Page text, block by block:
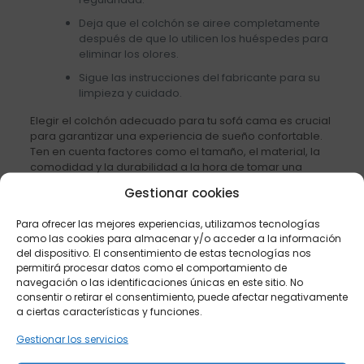
Gestionar cookies
Para ofrecer las mejores experiencias, utilizamos tecnologías
como las cookies para almacenar y/o acceder a la información
del dispositivo. El consentimiento de estas tecnologías nos
permitirá procesar datos como el comportamiento de
navegación o las identificaciones únicas en este sitio. No
consentir o retirar el consentimiento, puede afectar negativamente
a ciertas características y funciones.
Gestionar los servicios
Deja que el colchón se airee completamente
después de que lo utilicen los huéspedes para
eliminar los olores.
Sigue las instrucciones del fabricante para su
limpieza y cuidado.
Elegir el colchón adecuado para tu sofá cama es crucial
para garantizar una experiencia de sueño confortable.
Ten en cuenta factores como el tamaño, el material, la
comodidad y la durabilidad a la hora de tomar una
necesidades y preferencias, podrás transformar tu sofá
mismo. Dulces sueños!
Compartir